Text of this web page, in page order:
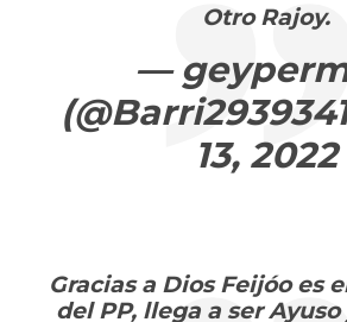
Otro Rajoy.
—
13, 2022
Gracias a Dios Feijóo es
del PP, llega a ser